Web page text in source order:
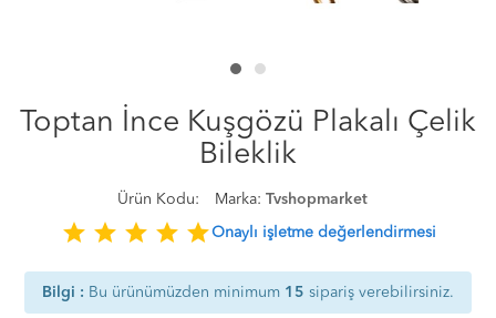
Toptan İnce Kuşgözü Plakalı Çelik
Bileklik
Ürün Kodu: Marka: Tvshopmarket
star star star star starOnaylı işletme değerlendirmesi
Bilgi : Bu ürünümüzden minimum 15 sipariş verebilirsiniz.